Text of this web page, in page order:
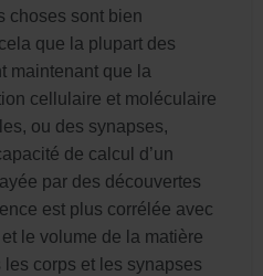
choses sont bien
que la plupart des
maintenant que la
cellulaire et moléculaire
ou des synapses,
de calcul d’un
par des découvertes
est plus corrélée avec
le volume de la matière
corps et les synapses